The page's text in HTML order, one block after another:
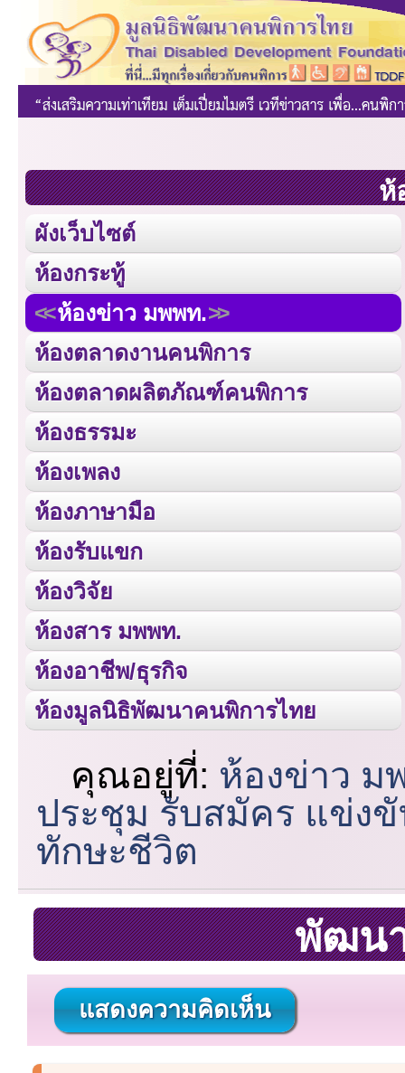
ห้
ผังเว็บไซต์
ห้องกระทู้
ห้องข่าว มพพท.
ห้องตลาดงานคนพิการ
ห้องตลาดผลิตภัณฑ์คนพิการ
ห้องธรรมะ
ห้องเพลง
ห้องภาษามือ
ห้องรับแขก
ห้องวิจัย
ห้องสาร มพพท.
ห้องอาชีพ/ธุรกิจ
ห้องมูลนิธิพัฒนาคนพิการไทย
คุณอยู่ที่: ห้องข่าว ม
ประชุม รับสมัคร แข่ง
ทักษะชีวิต
พัฒน
แสดงความคิดเห็น